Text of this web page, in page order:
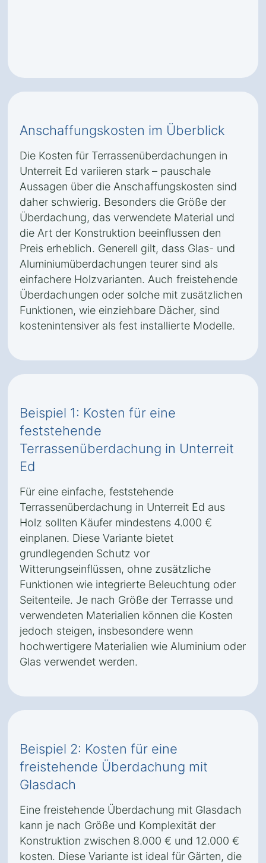
Anschaffungskosten im Überblick
Die Kosten für Terrassenüberdachungen in
Unterreit Ed variieren stark – pauschale
Aussagen über die Anschaffungskosten sind
daher schwierig. Besonders die Größe der
Überdachung, das verwendete Material und
die Art der Konstruktion beeinflussen den
Preis erheblich. Generell gilt, dass Glas- und
Aluminiumüberdachungen teurer sind als
einfachere Holzvarianten. Auch freistehende
Überdachungen oder solche mit zusätzlichen
Funktionen, wie einziehbare Dächer, sind
kostenintensiver als fest installierte Modelle.
Beispiel 1: Kosten für eine
feststehende
Terrassenüberdachung in Unterreit
Ed
Für eine einfache, feststehende
Terrassenüberdachung in Unterreit Ed aus
Holz sollten Käufer mindestens 4.000 €
einplanen. Diese Variante bietet
grundlegenden Schutz vor
Witterungseinflüssen, ohne zusätzliche
Funktionen wie integrierte Beleuchtung oder
Seitenteile. Je nach Größe der Terrasse und
verwendeten Materialien können die Kosten
jedoch steigen, insbesondere wenn
hochwertigere Materialien wie Aluminium oder
Glas verwendet werden.
Beispiel 2: Kosten für eine
freistehende Überdachung mit
Glasdach
Eine freistehende Überdachung mit Glasdach
kann je nach Größe und Komplexität der
Konstruktion zwischen 8.000 € und 12.000 €
kosten. Diese Variante ist ideal für Gärten, die